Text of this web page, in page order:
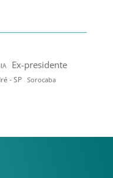
Ex-presidente
- SP
Sorocaba